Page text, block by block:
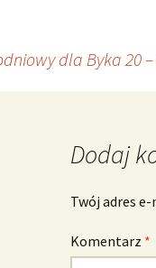
dla Byka 20
Dodaj
Twój adres
Komentarz *